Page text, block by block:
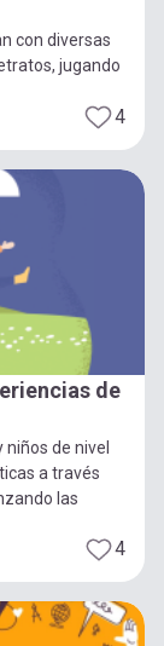
con diversas
jugando
4
de
de nivel
a través
las
4